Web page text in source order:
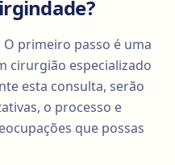
O primeiro passo é uma
cirurgião especializado
esta consulta, serão
o processo e
que possas